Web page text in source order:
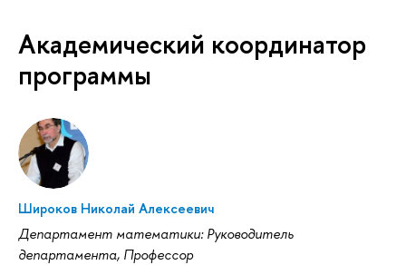
Академический координатор
программы
Широков Николай Алексеевич
Департамент математики: Руководитель
департамента, Профессор